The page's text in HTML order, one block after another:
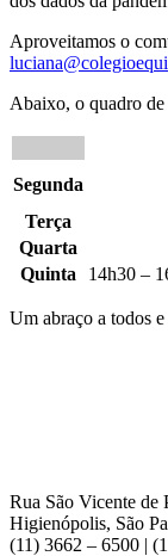
Aproveitamos o
Abaixo, o quadro de
Segunda
Terça
Quarta
Quinta
14h30 –
Um abraço a todos
Rua São Vicente de
Higienópolis, São
(11) 3662 – 6500 |